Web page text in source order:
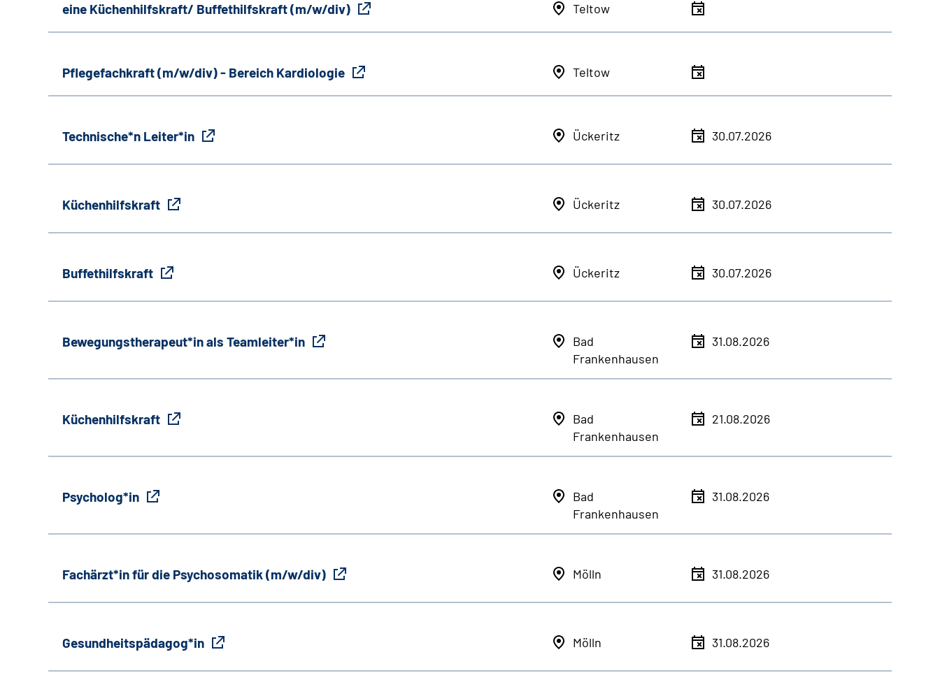
eine Küchenhilfskraft/ Buffethilfskraft (m/w/div) Teltow
Pflegefachkraft (m/w/div) - Bereich Kardiologie Teltow
Technische*n Leiter*in Ückeritz 30.07.2026
Küchenhilfskraft Ückeritz 30.07.2026
Buffethilfskraft Ückeritz 30.07.2026
Bewegungstherapeut*in als Teamleiter*in
Bad
Frankenhausen
31.08.2026
Küchenhilfskraft
Bad
Frankenhausen
21.08.2026
Psycholog*in
Bad
Frankenhausen
31.08.2026
Fachärzt*in für die Psychosomatik (m/w/div) Mölln 31.08.2026
Gesundheitspädagog*in Mölln 31.08.2026